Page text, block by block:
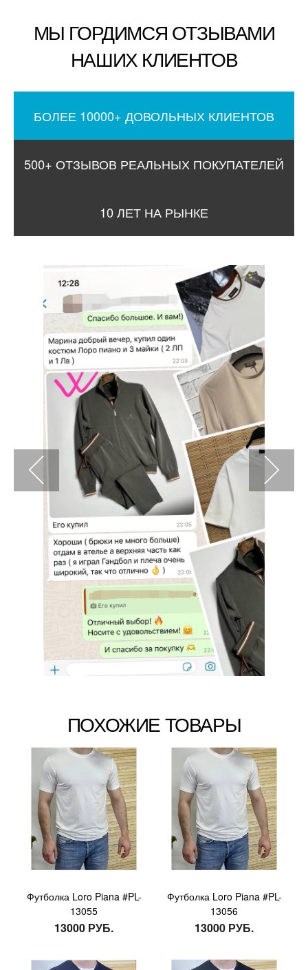
МЫ ГОРДИМСЯ ОТЗЫВАМИ
НАШИХ КЛИЕНТОВ
БОЛЕЕ 10000+ ДОВОЛЬНЫХ КЛИЕНТОВ
500+ ОТЗЫВОВ РЕАЛЬНЫХ ПОКУПАТЕЛЕЙ
10 ЛЕТ НА РЫНКЕ
ПОХОЖИЕ ТОВАРЫ
Футболка Loro Piana #PL-
13055
13000 РУБ.
Футболка Loro Piana #PL-
13056
13000 РУБ.